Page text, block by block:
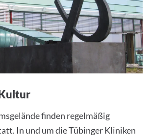
finden regelmäßig
In und um die Tübinger Kliniken